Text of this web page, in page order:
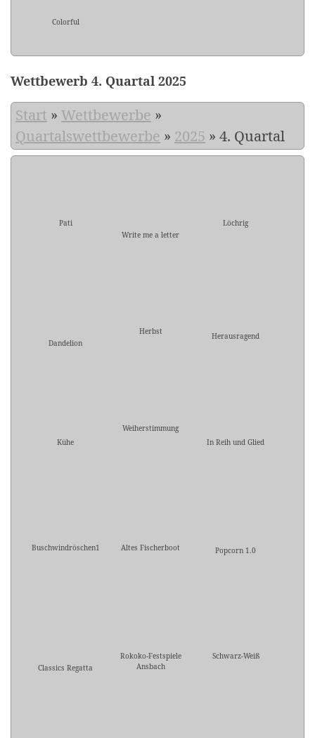
Colorful
Wettbewerb 4. Quartal 2025
Start » Wettbewerbe »
Quartalswettbewerbe » 2025 » 4. Quartal
Pati
Write me a letter
Löchrig
Dandelion
Herbst Herausragend
Kühe
Weiherstimmung
In Reih und Glied
Buschwindröschen1 Altes Fischerboot Popcorn 1.0
Classics Regatta
Rokoko-Festspiele
Ansbach
Schwarz-Weiß